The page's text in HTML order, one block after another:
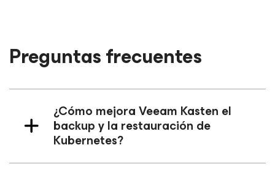
Preguntas frecuentes
¿Cómo mejora Veeam Kasten el
backup y la restauración de
Kubernetes?